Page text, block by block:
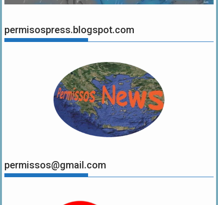
permisospress.blogspot.com
permissos@gmail.com